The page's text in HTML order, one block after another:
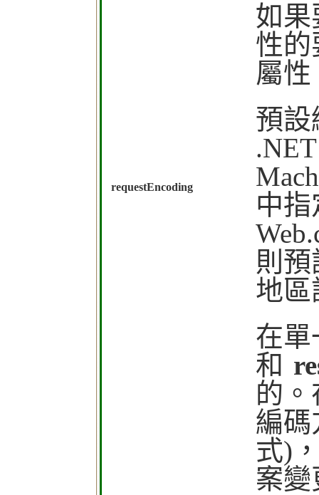
requestEncoding
如
性的
屬性
預設
中
則
地區
在單
和
的
編碼
式)
案